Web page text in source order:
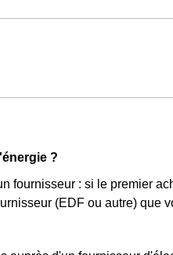
?
fournisseur : si le premier
(EDF ou autre) que